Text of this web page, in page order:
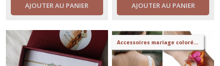
AJOUTER AU PANIER AJOUTER AU PANIER
Accessoires mariage colorés- bijoux de mariage fleurs stabilisées